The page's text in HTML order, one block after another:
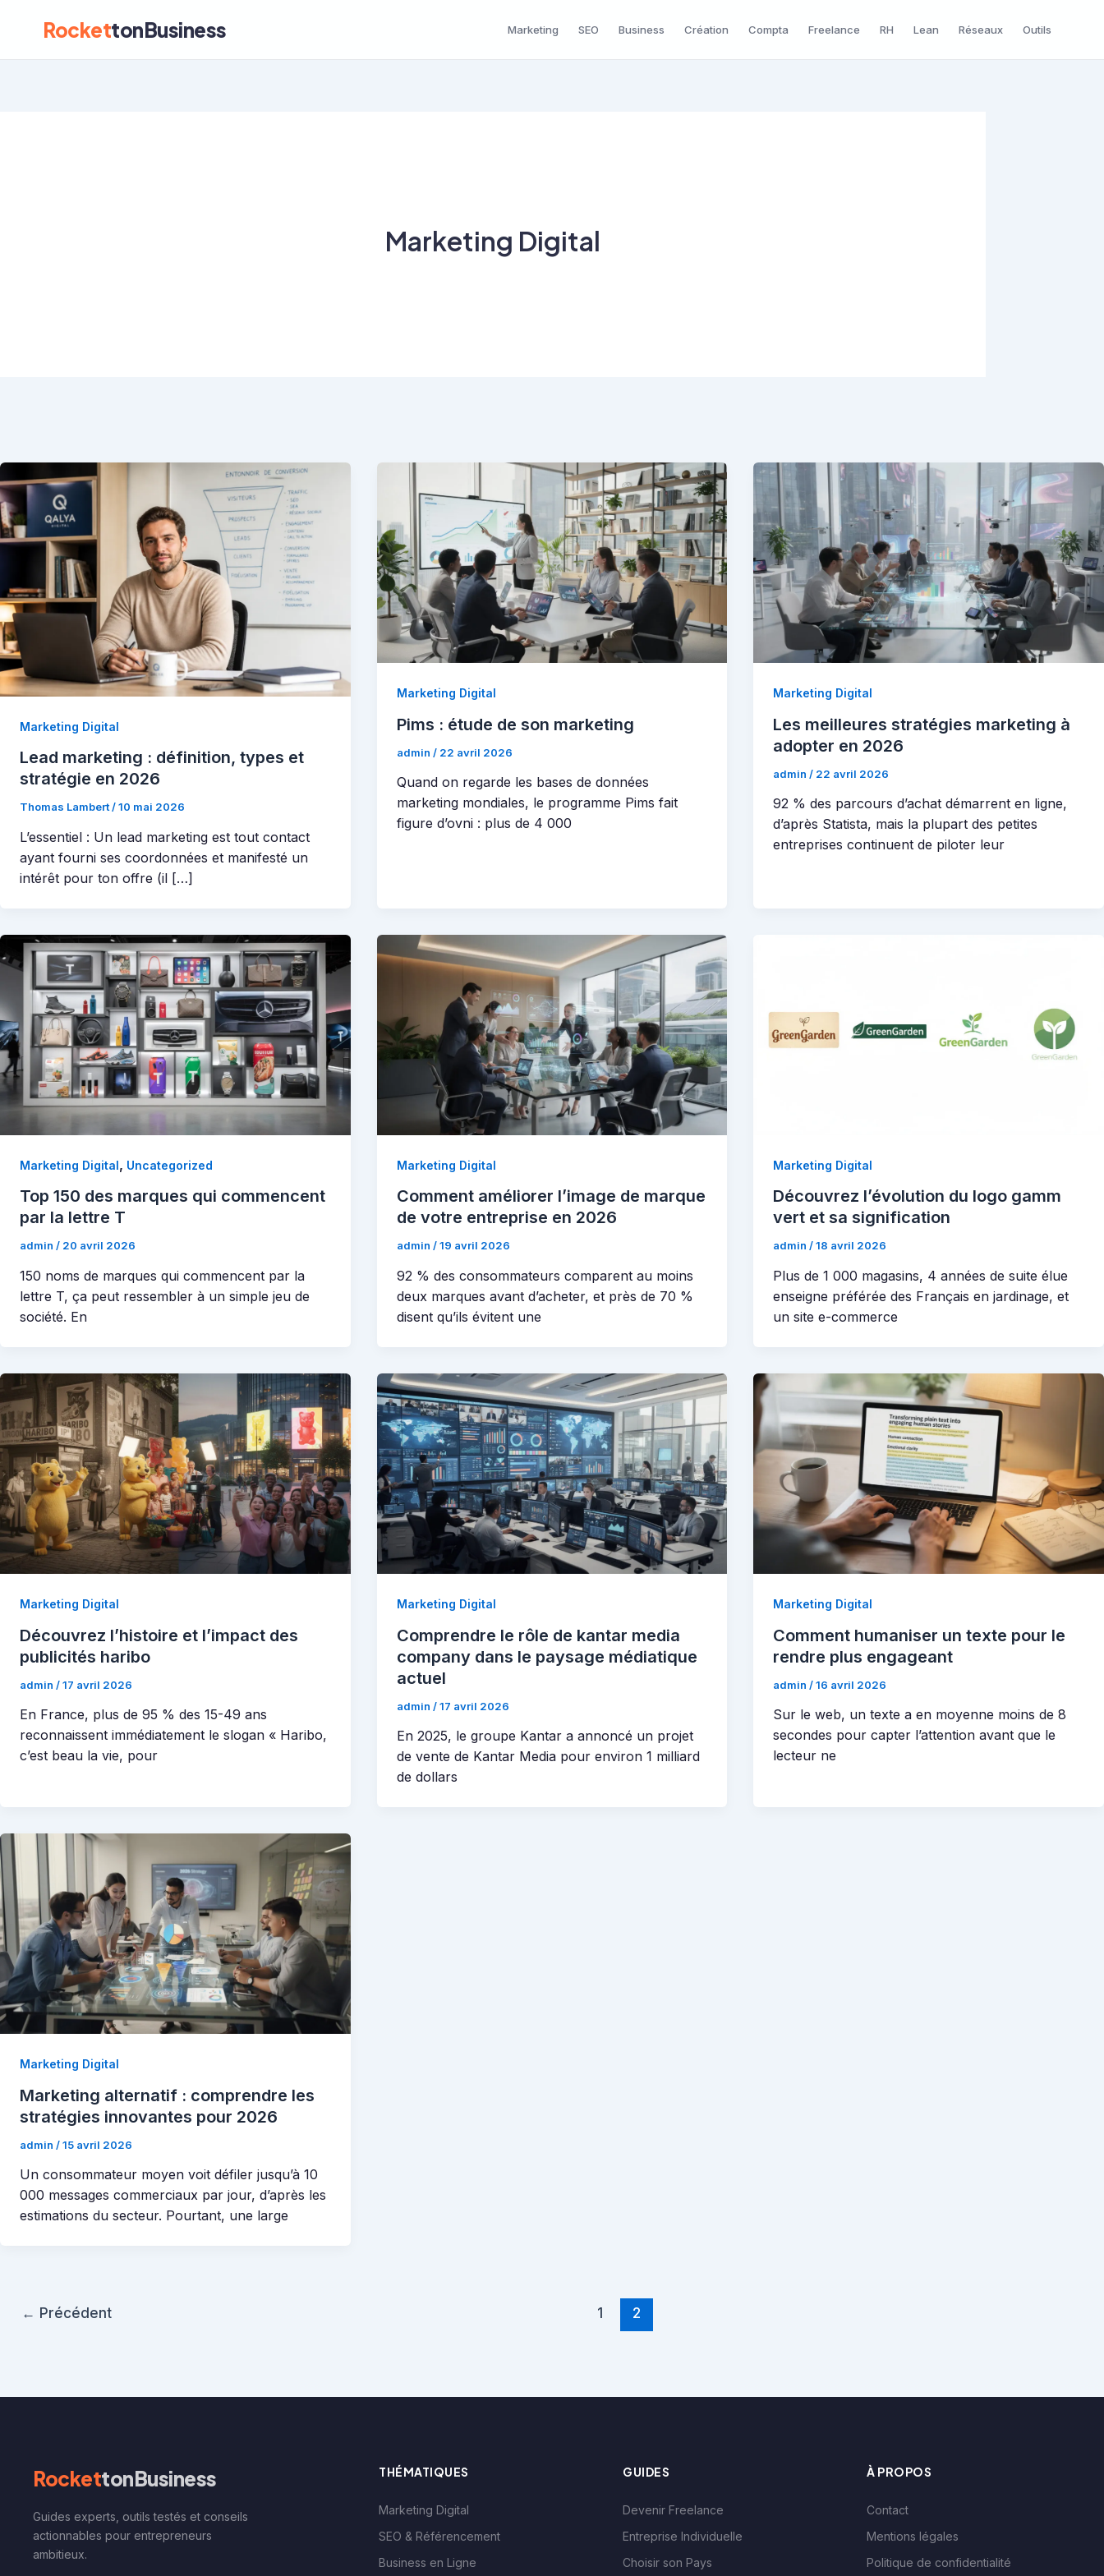
RockettonBusiness Marketing SEO Business Création Compta Freelance RH Lean Réseaux Outils
Marketing Digital
Marketing Digital
Lead marketing : définition, types et
stratégie en 2026
Thomas Lambert/10 mai 2026
L’essentiel : Un lead marketing est tout contact
ayant fourni ses coordonnées et manifesté un
intérêt pour ton offre (il […]
Marketing Digital
Pims : étude de son marketing
admin / 22 avril 2026
Quand on regarde les bases de données
marketing mondiales, le programme Pims fait
figure d’ovni : plus de 4 000
Marketing Digital
Les meilleures stratégies marketing à
adopter en 2026
admin/ 22 avril 2026
92 % des parcours d’achat démarrent en ligne,
d’après Statista, mais la plupart des petites
entreprises continuent de piloter leur
Marketing Digital, Uncategorized
Top 150 des marques qui commencent
par la lettre T
admin / 20 avril 2026
150 noms de marques qui commencent par la
lettre T, ça peut ressembler à un simple jeu de
société. En
Marketing Digital
Comment améliorer l’image de marque
de votre entreprise en 2026
admin /19 avril 2026
92 % des consommateurs comparent au moins
deux marques avant d’acheter, et près de 70 %
disent qu’ils évitent une
Marketing Digital
Découvrez l’évolution du logo gamm
vert et sa signification
admin/18 avril 2026
Plus de 1 000 magasins, 4 années de suite élue
enseigne préférée des Français en jardinage, et
un site e-commerce
Marketing Digital
Découvrez l’histoire et l’impact des
publicités haribo
admin /17 avril 2026
En France, plus de 95 % des 15-49 ans
reconnaissent immédiatement le slogan « Haribo,
c’est beau la vie, pour
Marketing Digital
Comprendre le rôle de kantar media
company dans le paysage médiatique
actuel
admin /17 avril 2026
En 2025, le groupe Kantar a annoncé un projet
de vente de Kantar Media pour environ 1 milliard
de dollars
Marketing Digital
Comment humaniser un texte pour le
rendre plus engageant
admin/16 avril 2026
Sur le web, un texte a en moyenne moins de 8
secondes pour capter l’attention avant que le
lecteur ne
Marketing Digital
Marketing alternatif : comprendre les
stratégies innovantes pour 2026
admin /15 avril 2026
Un consommateur moyen voit défiler jusqu’à 10
000 messages commerciaux par jour, d’après les
estimations du secteur. Pourtant, une large
← Précédent 1 2
RockettonBusiness
Guides experts, outils testés et conseils
actionnables pour entrepreneurs
ambitieux.
THÉMATIQUES
Marketing Digital
SEO & Référencement
Business en Ligne
GUIDES
Devenir Freelance
Entreprise Individuelle
Choisir son Pays
À PROPOS
Contact
Mentions légales
Politique de confidentialité